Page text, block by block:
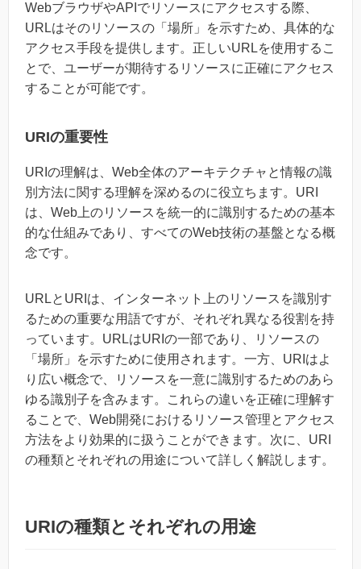
WebブラウザやAPIでリソースにアクセスする際、
URLはそのリソースの「場所」を示すため、具体的な
アクセス手段を提供します。正しいURLを使用するこ
とで、ユーザーが期待するリソースに正確にアクセス
することが可能です。
URIの重要性
URIの理解は、Web全体のアーキテクチャと情報の識
別方法に関する理解を深めるのに役立ちます。URI
は、Web上のリソースを統一的に識別するための基本
的な仕組みであり、すべてのWeb技術の基盤となる概
念です。
URLとURIは、インターネット上のリソースを識別す
るための重要な用語ですが、それぞれ異なる役割を持
っています。URLはURIの一部であり、リソースの
「場所」を示すために使用されます。一方、URIはよ
り広い概念で、リソースを一意に識別するためのあら
ゆる識別子を含みます。これらの違いを正確に理解す
ることで、Web開発におけるリソース管理とアクセス
方法をより効果的に扱うことができます。次に、URI
の種類とそれぞれの用途について詳しく解説します。
URIの種類とそれぞれの用途